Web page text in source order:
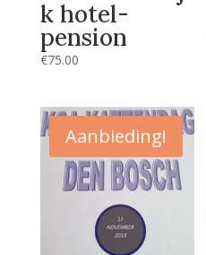
k hotel-
pension
€75.00
Aanbieding!